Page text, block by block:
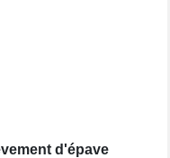
d'épave